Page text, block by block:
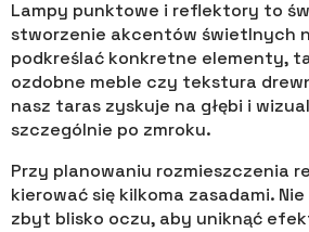
Lampy punktowe i reflektory to
stworzenie akcentów świetlnych
podkreślać konkretne elementy,
ozdobne meble czy tekstura
nasz taras zyskuje na głębi i
szczególnie po zmroku.
Przy planowaniu rozmieszczenia
kierować się kilkoma zasadami.
zbyt blisko oczu, aby uniknąć